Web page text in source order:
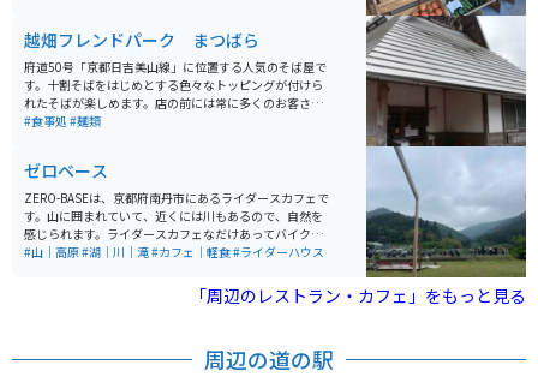
あり、休日には多くの人が訪れます。渓谷は昭和7年に名
勝に指定されています。 オートキャンプサイトがありま
す。素泊まりのプランは用意されていませんが、手ぶら
で利用可能な7タイプのキャンプサイトがあり、キャン
プ初心者の方も簡単にグランピングなどを楽しむことが
です。また、温泉も同じ施設内にあるため、とても便利
越畑フレンドパーク まつばら
府道50号「京都日吉美山線」に位置する人気のそば屋で
す。十割そばをはじめとする色々なトッピングが付けら
れたそばが楽しめます。店の前には常に多くのお客さん
が待っています。 府道50号線は、狭い道と連続カーブ、
す。
#食事処 #麺類
ゼロベース
ZERO-BASEは、京都府南丹市にあるライダースカフェで
す。山に囲まれていて、近くには川もあるので、自然を
感じられます。ライダースカフェなだけあってバイクで
来ている方が多いですが、車も停められるためどちらで
薬野菜、平飼い卵を使用した料理を提供し、美しい自然
を眺めながら食事を楽しむことができます。カフェのチ
きます。洗車する場所もあるのでとても良いツーリング
#山｜高原#湖｜川｜滝#カフェ｜軽食#ライダーハウス
「周辺のレストラン・カフェ」をもっと見る
周辺の道の駅